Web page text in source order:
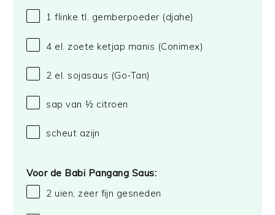
1 flinke tl. gemberpoeder (djahe)
4 el. zoete ketjap manis (Conimex)
2 el. sojasaus (Go-Tan)
sap van ½ citroen
scheut azijn
Voor de Babi Pangang Saus:
2 uien, zeer fijn gesneden